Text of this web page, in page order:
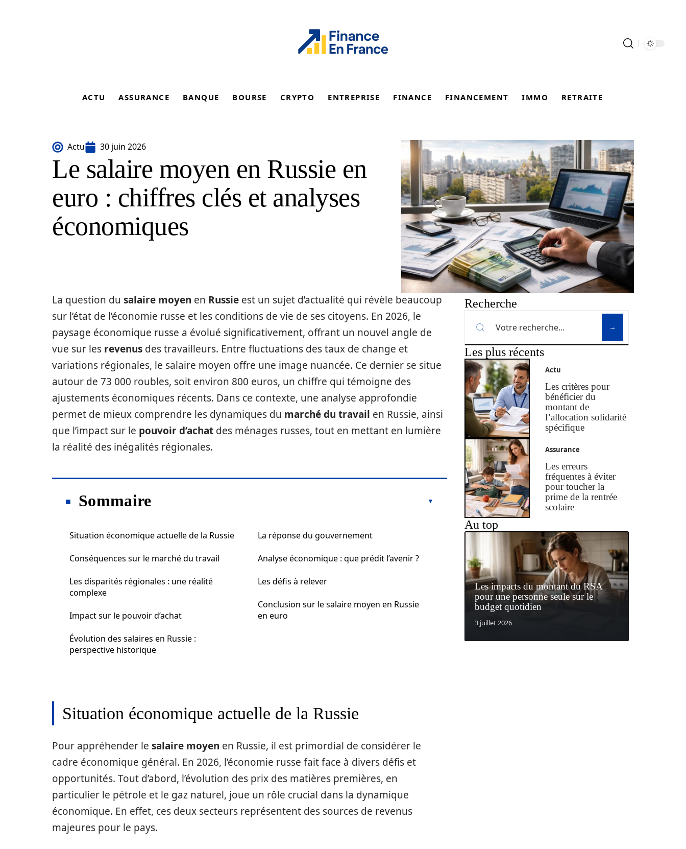
ACTU ASSURANCE BANQUE BOURSE CRYPTO ENTREPRISE FINANCE FINANCEMENT IMMO RETRAITE
Actu 30 juin 2026
Le salaire moyen en Russie en
euro : chiffres clés et analyses
économiques
La question du salaire moyen en Russie est un sujet d’actualité qui révèle beaucoup
sur l’état de l’économie russe et les conditions de vie de ses citoyens. En 2026, le
paysage économique russe a évolué significativement, offrant un nouvel angle de
vue sur les revenus des travailleurs. Entre fluctuations des taux de change et
variations régionales, le salaire moyen offre une image nuancée. Ce dernier se situe
autour de 73 000 roubles, soit environ 800 euros, un chiffre qui témoigne des
ajustements économiques récents. Dans ce contexte, une analyse approfondie
permet de mieux comprendre les dynamiques du marché du travail en Russie, ainsi
que l’impact sur le pouvoir d’achat des ménages russes, tout en mettant en lumière
la réalité des inégalités régionales.
Sommaire
Situation économique actuelle de la Russie
Conséquences sur le marché du travail
Les disparités régionales : une réalité
complexe
Impact sur le pouvoir d’achat
Évolution des salaires en Russie :
perspective historique
La réponse du gouvernement
Analyse économique : que prédit l’avenir ?
Les défis à relever
Conclusion sur le salaire moyen en Russie
en euro
Situation économique actuelle de la Russie
Pour appréhender le salaire moyen en Russie, il est primordial de considérer le
cadre économique général. En 2026, l’économie russe fait face à divers défis et
opportunités. Tout d’abord, l’évolution des prix des matières premières, en
particulier le pétrole et le gaz naturel, joue un rôle crucial dans la dynamique
économique. En effet, ces deux secteurs représentent des sources de revenus
majeures pour le pays.
Recherche
Les plus récents
Actu
Les critères pour
bénéficier du
montant de
l’allocation solidarité
spécifique
Assurance
Les erreurs
fréquentes à éviter
pour toucher la
prime de la rentrée
scolaire
Au top
Les impacts du montant du RSA
pour une personne seule sur le
budget quotidien
3 juillet 2026